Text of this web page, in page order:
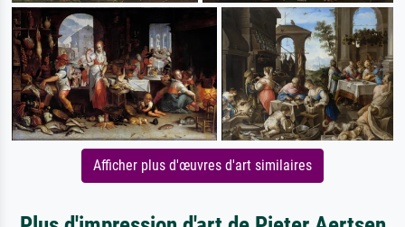
Afficher plus d'œuvres d'art similaires